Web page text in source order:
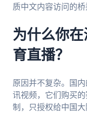
质中文内容访问的桥
为什么你
育直播？
原因并不复杂。国
讯视频，它们购买
制，只授权给中国